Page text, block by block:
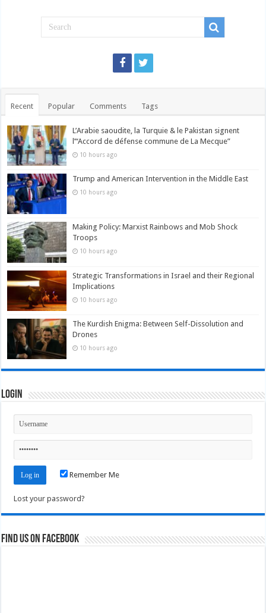
Recent Popular Comments Tags
L’Arabie saoudite, la Turquie & le Pakistan signent
l’“Accord de défense commune de La Mecque”
10 hours ago
Trump and American Intervention in the Middle East
10 hours ago
Making Policy: Marxist Rainbows and Mob Shock
Troops
10 hours ago
Strategic Transformations in Israel and their Regional
Implications
10 hours ago
The Kurdish Enigma: Between Self-Dissolution and
Drones
10 hours ago
Login
Remember Me
Lost your password?
Find us on Facebook